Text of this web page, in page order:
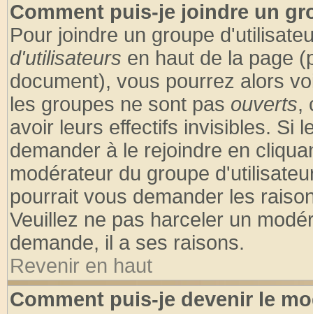
Comment puis-je joindre un
Pour joindre un groupe
d'utilisateurs en haut de la page
document), vous pourrez alors
les groupes ne sont pas ouverts,
avoir leurs effectifs invisibles. Si
demander à le rejoindre en
modérateur du groupe
pourrait vous demander les
Veuillez ne pas harceler un
demande, il a ses raisons.
Revenir en haut
Comment puis-je devenir le